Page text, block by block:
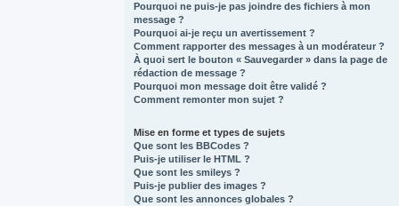
Pourquoi ne puis-je pas joindre des fichiers à mon
message ?
Pourquoi ai-je reçu un avertissement ?
Comment rapporter des messages à un modérateur ?
À quoi sert le bouton « Sauvegarder » dans la page de
rédaction de message ?
Pourquoi mon message doit être validé ?
Comment remonter mon sujet ?
Mise en forme et types de sujets
Que sont les BBCodes ?
Puis-je utiliser le HTML ?
Que sont les smileys ?
Puis-je publier des images ?
Que sont les annonces globales ?